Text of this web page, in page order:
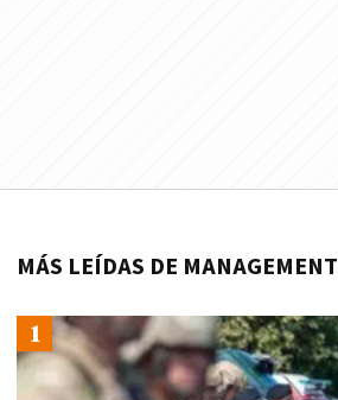
MÁS LEÍDAS DE MANAGEMENT